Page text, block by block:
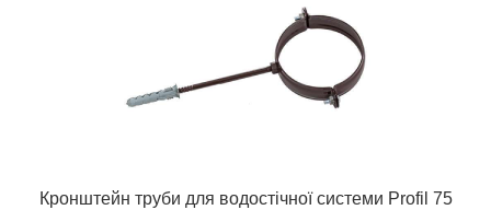
Кронштейн труби для водостічної системи Profil 75